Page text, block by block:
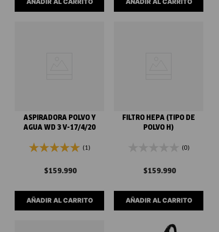
ASPIRADORA POLVO Y
AGUA WD 3 V-17/4/20
(1)
$159.990
AÑADIR AL CARRITO
FILTRO HEPA (TIPO DE
POLVO H)
(0)
$159.990
AÑADIR AL CARRITO